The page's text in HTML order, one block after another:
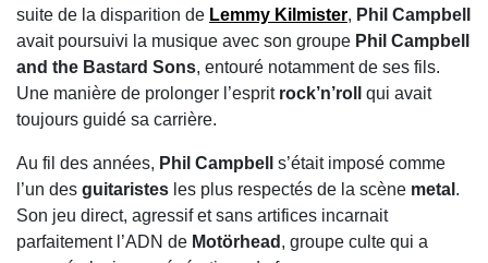
suite de la disparition de Lemmy Kilmister, Phil Campbell
avait poursuivi la musique avec son groupe Phil Campbell
and the Bastard Sons, entouré notamment de ses fils.
Une manière de prolonger l’esprit rock’n’roll
qui avait
toujours guidé sa carrière.
Au fil des années, Phil Campbell
s’était imposé comme
l’un des guitaristes les plus respectés de la scène metal .
Son jeu direct, agressif et sans artifices incarnait
parfaitement l’ADN de Motörhead , groupe culte qui a